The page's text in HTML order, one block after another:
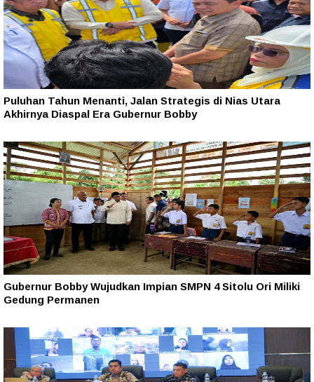
Puluhan Tahun Menanti, Jalan Strategis di Nias Utara
Akhirnya Diaspal Era Gubernur Bobby
Gubernur Bobby Wujudkan Impian SMPN 4 Sitolu Ori Miliki
Gedung Permanen